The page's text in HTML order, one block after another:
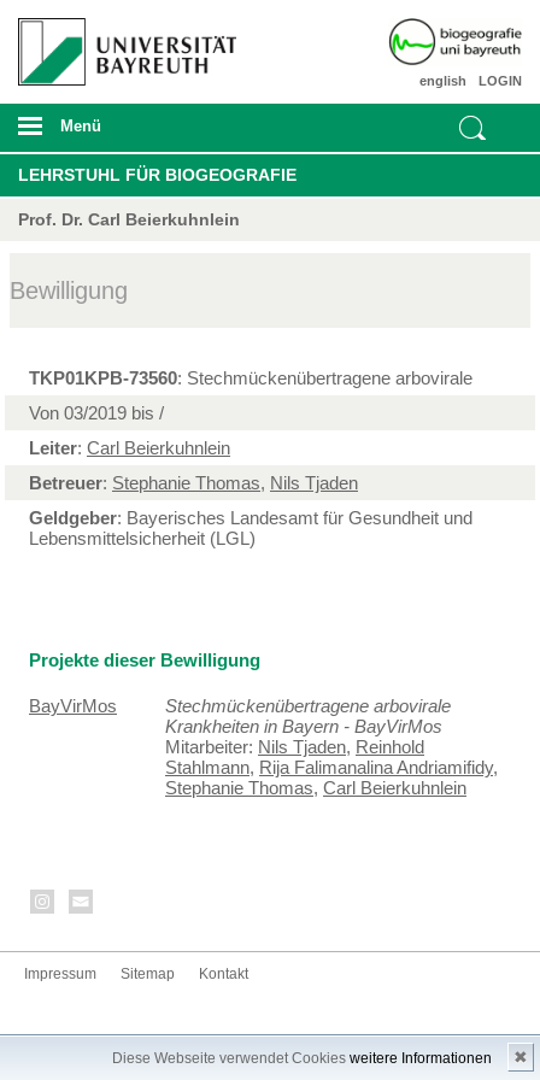
Diese Webseite verwendet Cookies weitere Informationen ✖
LOGIN
english
Menü
LEHRSTUHL FÜR BIOGEOGRAFIE
Prof. Dr. Carl Beierkuhnlein
Bewilligung
TKP01KPB-73560: Stechmückenübertragene arbovirale
Von 03/2019 bis /
Leiter: Carl Beierkuhnlein
Betreuer: Stephanie Thomas, Nils Tjaden
Geldgeber: Bayerisches Landesamt für Gesundheit und
Lebensmittelsicherheit (LGL)
Projekte dieser Bewilligung
BayVirMos
Stechmückenübertragene arbovirale
Krankheiten in Bayern - BayVirMos
Mitarbeiter: Nils Tjaden, Reinhold
Stahlmann, Rija Falimanalina Andriamifidy,
Stephanie Thomas, Carl Beierkuhnlein
Impressum Sitemap Kontakt